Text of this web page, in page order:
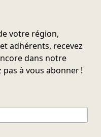
votre région,
adhérents, recevez
dans notre
pas à vous abonner !